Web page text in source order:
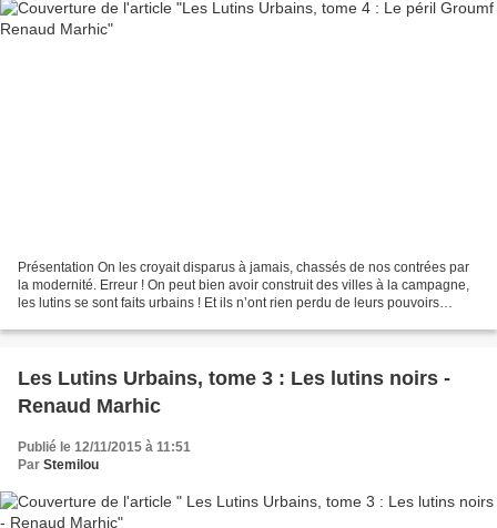
Présentation On les croyait disparus à jamais, chassés de nos contrées par
la modernité. Erreur ! On peut bien avoir construit des villes à la campagne,
les lutins se sont faits urbains ! Et ils n’ont rien perdu de leurs pouvoirs
Les Lutins Urbains, tome 3 : Les lutins noirs -
Renaud Marhic
Publié le 12/11/2015 à 11:51
Par Stemilou